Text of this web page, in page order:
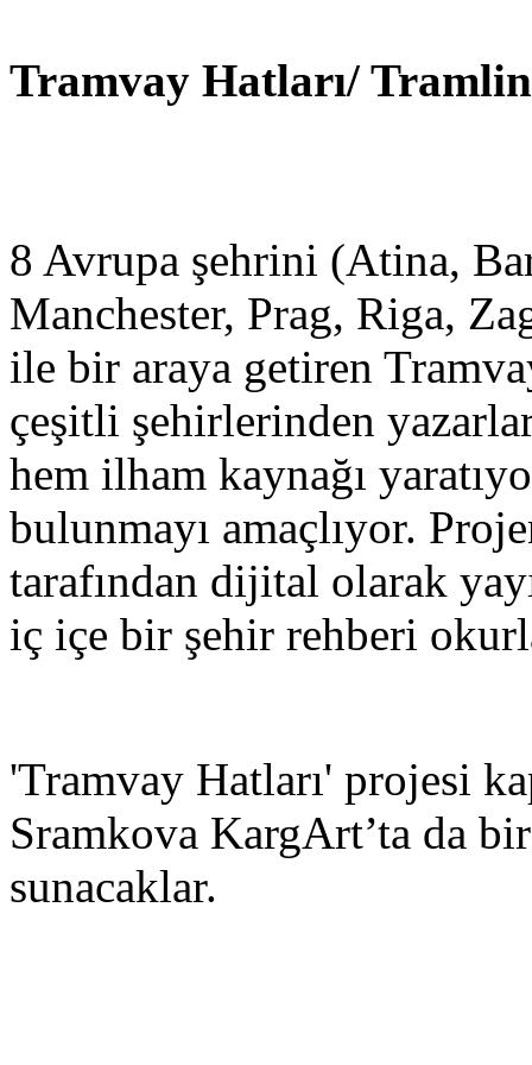
Tramvay Hatları/
8 Avrupa şehrini (Atina,
Manchester, Prag, Riga,
ile bir araya getiren
çeşitli şehirlerinden
hem ilham kaynağı
bulunmayı amaçlıyor.
tarafından dijital olarak
iç içe bir şehir rehberi
'Tramvay Hatları' projesi
Sramkova KargArt’ta da
sunacaklar.